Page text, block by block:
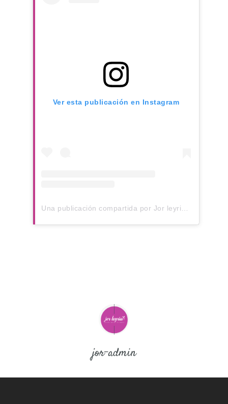
Ver esta publicación en Instagram
jor-admin